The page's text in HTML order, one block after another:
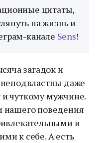
цитаты,
на жизнь и
канале Sens!
загадок и
даже
чуткому мужчине.
нашего поведения
и
к себе. А есть